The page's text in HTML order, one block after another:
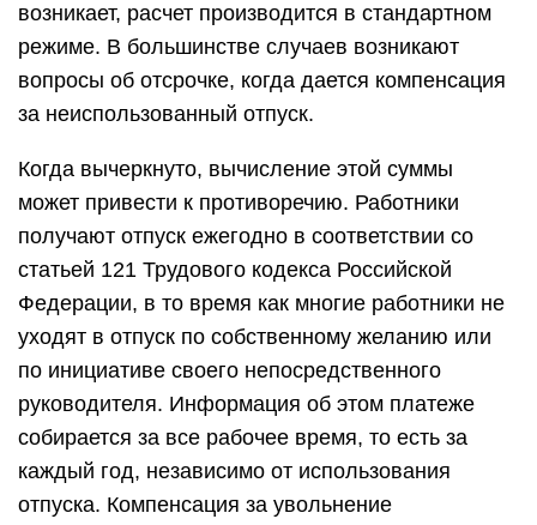
возникает, расчет производится в стандартном
режиме. В большинстве случаев возникают
вопросы об отсрочке, когда дается компенсация
за неиспользованный отпуск.
Когда вычеркнуто, вычисление этой суммы
может привести к противоречию. Работники
получают отпуск ежегодно в соответствии со
статьей 121 Трудового кодекса Российской
Федерации, в то время как многие работники не
уходят в отпуск по собственному желанию или
по инициативе своего непосредственного
руководителя. Информация об этом платеже
собирается за все рабочее время, то есть за
каждый год, независимо от использования
отпуска. Компенсация за увольнение